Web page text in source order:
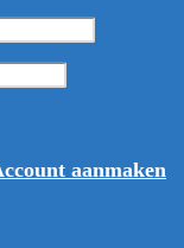
aanmaken